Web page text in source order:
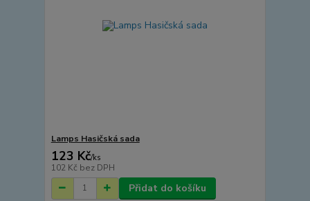
Lamps Hasičská sada
123 Kč/ks
102 Kč bez DPH
Přidat do košíku